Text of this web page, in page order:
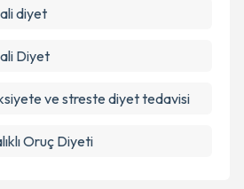
diyet
Diyet
ve streste diyet tedavisi
Oruç Diyeti